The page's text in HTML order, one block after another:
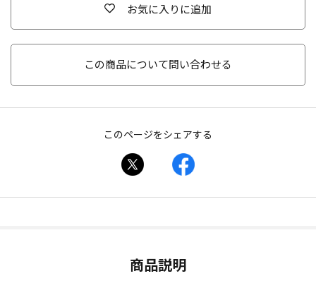
お気に入りに追加
この商品について問い合わせる
このページをシェアする
商品説明